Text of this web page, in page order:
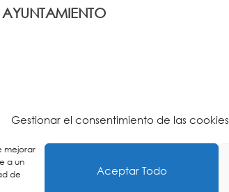
Gestionar el consentimiento de las cookies
mejorar
a un
de
Aceptar Todo
AYUNTAMIENTO
Política de Privacidad-Aviso Legal